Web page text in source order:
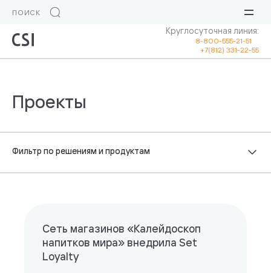
Круглосуточная линия:
8-800-555-21-51
+7(812) 331-22-55
Сеть магазинов «Калейдоскоп
напитков мира» внедрила Set
Loyalty